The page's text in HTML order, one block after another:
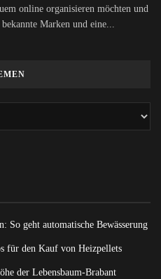
online organisieren möchten und
Marken und eine...
So geht automatische Bewässerung
für den Kauf von Heizpellets
der Lebensbaum-Brabant